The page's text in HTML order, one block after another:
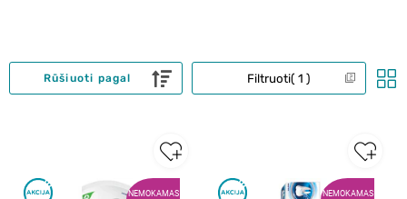
Filtruoti 1
Rūšiuoti pagal
NEMOKAMAS
NEMOKAMAS